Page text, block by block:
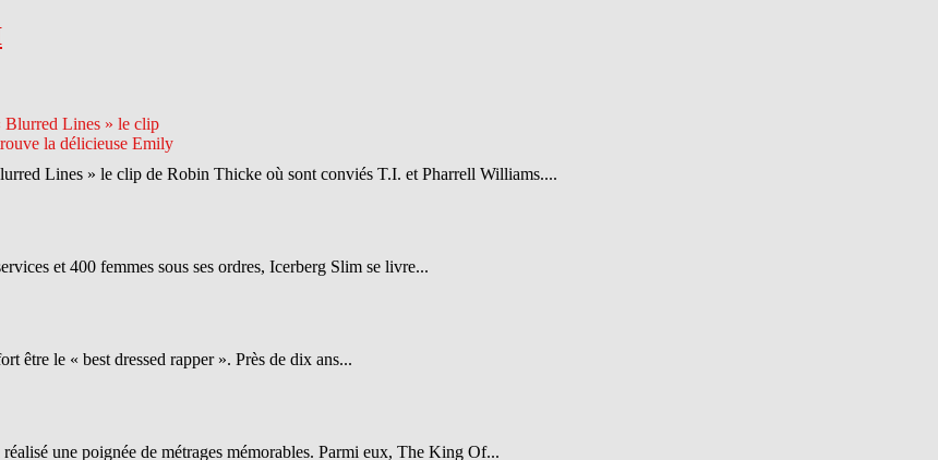
Lines » le clip de Robin Thicke où sont conviés T.I. et Pharrell Williams....
et 400 femmes sous ses ordres, Icerberg Slim se livre...
être le « best dressed rapper ». Près de dix ans...
une poignée de métrages mémorables. Parmi eux, The King Of...